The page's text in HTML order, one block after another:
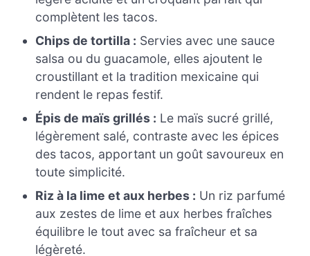
complètent les tacos.
Chips de tortilla : Servies avec une sauce
salsa ou du guacamole, elles ajoutent le
croustillant et la tradition mexicaine qui
rendent le repas festif.
Épis de maïs grillés : Le maïs sucré grillé,
légèrement salé, contraste avec les épices
des tacos, apportant un goût savoureux en
toute simplicité.
Riz à la lime et aux herbes : Un riz parfumé
aux zestes de lime et aux herbes fraîches
équilibre le tout avec sa fraîcheur et sa
légèreté.